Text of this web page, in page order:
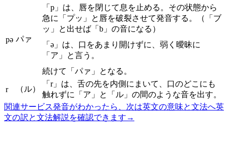
pə パァ
「p」は、唇を閉じて息を止める。その状態から
急に「プッ」と唇を破裂させて発音する。（「ブ
ッ」と出せば「b」の音になる）
「ə」は、口をあまり開けずに、弱く曖昧に
「ア」と言う。
続けて「パァ」となる。
r （ル）
「r」は、舌の先を内側にまいて、口のどこにも
触れずに「ア」と「ル」の間のような音を出す。
関連サービス発音がわかったら、次は英文の意味と文法へ英
文の訳と文法解説を確認できます →